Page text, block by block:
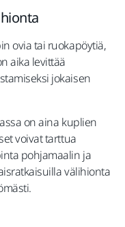
ovia tai ruokapöytiä,
aika levittää
jokaisen
on aina kuplien
voivat tarttua
pohjamaalin ja
välihionta